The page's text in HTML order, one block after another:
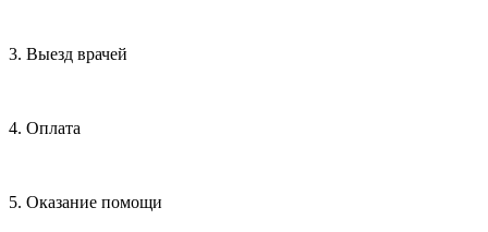
3. Выезд врачей
4. Оплата
5. Оказание помощи